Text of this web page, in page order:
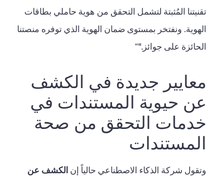
تقنيتنا المُثبتة لتشمل التحقق من هوية حاملي بطاقات
الهوية. ونفتخر بمستوى ضمان الهوية الذي توفره منصتنا
الحائزة على جوائز."“
معايير جديدة في الكشف
عن حيوية المستندات في
خدمات التحقق من صحة
المستندات
وتقول شركة الذكاء الاصطناعي حالياً إن الكشف عن